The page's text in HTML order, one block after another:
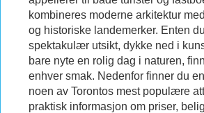
kombineres moderne arkitektur
og historiske landemerker. Enten
spektakulær utsikt, dykke ned i
bare nyte en rolig dag i naturen,
enhver smak. Nedenfor finner du
noen av Torontos mest populære
praktisk informasjon om priser,